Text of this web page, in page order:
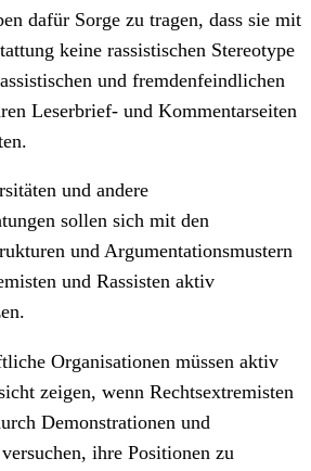
dafür Sorge zu tragen, dass sie mit
keine rassistischen Stereotype
und fremdenfeindlichen
Leserbrief- und Kommentarseiten
und andere
sollen sich mit den
und Argumentationsmustern
und Rassisten aktiv
Organisationen müssen aktiv
zeigen, wenn Rechtsextremisten
Demonstrationen und
ihre Positionen zu